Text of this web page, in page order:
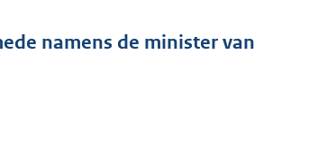
namens de minister van